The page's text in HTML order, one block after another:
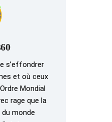
s’effondrer
et où ceux
Mondial
rage que la
monde